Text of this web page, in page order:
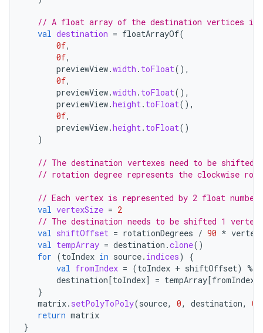
// A float array of the destination vertices in
val destination = floatArrayOf(
0f,
0f,
previewView.width . toFloat(),
0f,
previewView.width . toFloat(),
previewView.height. toFloat(),
0f,
previewView.height. toFloat()
)
// The destination vertexes need to be shifted
// rotation degree represents the clockwise
// Each vertex is represented by 2 float
val vertexSize = 2
// The destination needs to be shifted 1
val shiftOffset = rotationDegrees / 90 *
val tempArray = destination .clone()
for (toIndex in source. indices)
{
val fromIndex = (toIndex + shiftOffset) %
destination[toIndex] = tempArray[fromIndex
}
matrix. setPolyToPoly(source, 0, destination, 0
return matrix
}